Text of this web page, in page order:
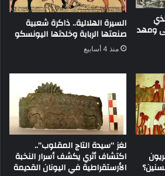
ومهد السيرة الهلالية.. ذاكرة شعبية
صنعتها الربابة وخلدتها اليونسكو
منذ 4 أسابيع
لغز “سيدة التاج المقلوب”..
اكتشاف أثري يكشف أسرار النخبة
الأرستقراطية في اليونان القديمة